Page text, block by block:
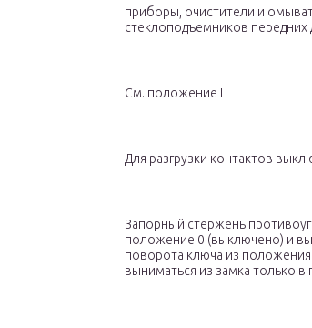
приборы, очистители и
стеклоподъемников передних
См. положение I
Для разгрузки контактов
Запорный стержень
положение 0 (выключено) и
поворота ключа из
выниматься из замка только